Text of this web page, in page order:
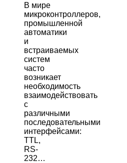
В мире
микроконтроллеров,
промышленной
автоматики
и
встраиваемых
систем
часто
возникает
необходимость
взаимодействовать
с
различными
последовательными
интерфейсами:
TTL,
RS-
232…